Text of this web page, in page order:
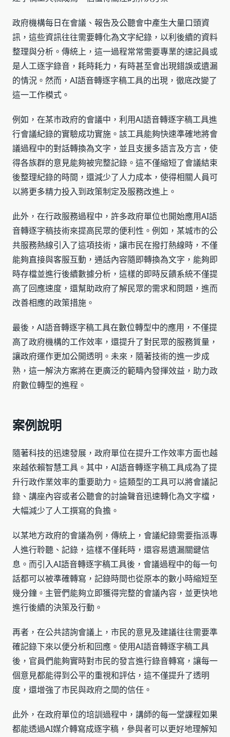
政府機構每日在會議、報告及公聽會中產生大量口頭資
訊，這些資訊往往需要轉化為文字紀錄，以利後續的資料
整理與分析。傳統上，這一過程常常需要專業的速記員或
是人工逐字錄音，耗時耗力，有時甚至會出現錯誤或遺漏
的情況。然而，AI語音轉逐字稿工具的出現，徹底改變了
這一工作模式。
例如，在某市政府的會議中，利用AI語音轉逐字稿工具進
行會議紀錄的實驗成功實施。該工具能夠快速準確地將會
議過程中的對話轉換為文字，並且支援多語言及方言，使
得各族群的意見能夠被完整記錄。這不僅縮短了會議結束
後整理紀錄的時間，還減少了人力成本，使得相關人員可
以將更多精力投入到政策制定及服務改進上。
此外，在行政服務過程中，許多政府單位也開始應用AI語
音轉逐字稿技術來提高民眾的便利性。例如，某城市的公
共服務熱線引入了這項技術，讓市民在撥打熱線時，不僅
能夠直接與客服互動，通話內容隨即轉換為文字，能夠即
時存檔並進行後續數據分析，這樣的即時反饋系統不僅提
高了回應速度，還幫助政府了解民眾的需求和問題，進而
改善相應的政策措施。
最後，AI語音轉逐字稿工具在數位轉型中的應用，不僅提
高了政府機構的工作效率，還提升了對民眾的服務質量，
讓政府運作更加公開透明。未來，隨著技術的進一步成
熟，這一解決方案將在更廣泛的範疇內發揮效益，助力政
府數位轉型的進程。
案例說明
隨著科技的迅速發展，政府單位在提升工作效率方面也越
來越依賴智慧工具。其中，AI語音轉逐字稿工具成為了提
升行政作業效率的重要助力。這類型的工具可以將會議記
錄、講座內容或者公聽會的討論聲音迅速轉化為文字檔，
大幅減少了人工撰寫的負擔。
以某地方政府的會議為例，傳統上，會議紀錄需要指派專
人進行聆聽、記錄，這樣不僅耗時，還容易遺漏關鍵信
息。而引入AI語音轉逐字稿工具後，會議過程中的每一句
話都可以被準確轉寫，記錄時間也從原本的數小時縮短至
幾分鐘。主管們能夠立即獲得完整的會議內容，並更快地
進行後續的決策及行動。
再者，在公共諮詢會議上，市民的意見及建議往往需要準
確記錄下來以便分析和回應。使用AI語音轉逐字稿工具
後，官員們能夠實時對市民的發言進行錄音轉寫，讓每一
個意見都能得到公平的重視和評估，這不僅提升了透明
度，還增強了市民與政府之間的信任。
此外，在政府單位的培訓過程中，講師的每一堂課程如果
都能透過AI媒介轉寫成逐字稿，參與者可以更好地理解知